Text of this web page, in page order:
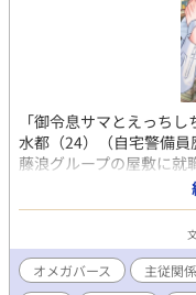
「御令息サマとえっち
水都（24）（自宅警備員
藤浪グループの屋敷に就
藤浪綾明（34）に突然
『悪役令息！！』と無礼
る水都に対し、綾明は
た！！ 水都は到着10分
ておいて、水都が気にな
つの間にか御令息サマの
オメガバース 主従関係